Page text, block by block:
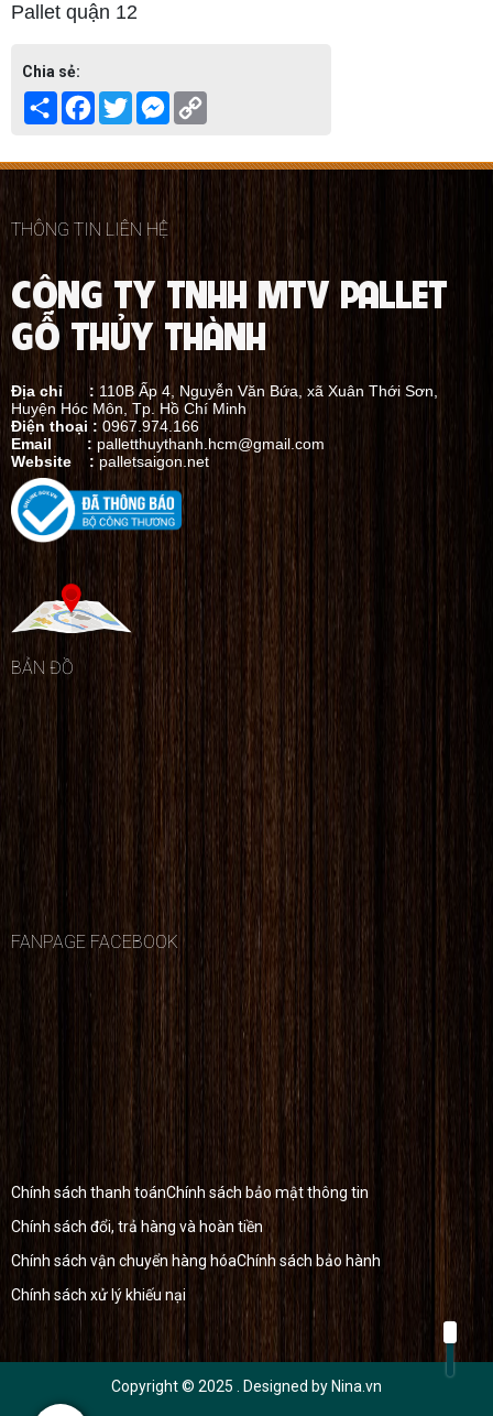
Pallet quận 12
Chia sẻ:
Share Facebook
TwitterMessenger
THÔNG TIN LIÊN HỆ
CÔNG TY TNHH MTV PALLET
GỖ THỦY THÀNH
Địa chỉ : 110B Ấp 4, Nguyễn Văn Bứa, xã Xuân Thới Sơn,
Huyện Hóc Môn, Tp. Hồ Chí Minh
Điện thoại : 0967.974.166
Email : palletthuythanh.hcm@gmail.com
Website : palletsaigon.net
BẢN ĐỒ
FANPAGE FACEBOOK
Chính sách thanh toánChính sách bảo mật thông tin
Chính sách đổi, trả hàng và hoàn tiền
Chính sách vận chuyển hàng hóaChính sách bảo hành
Chính sách xử lý khiếu nại
Copyright © 2025 . Designed by Nina.vn